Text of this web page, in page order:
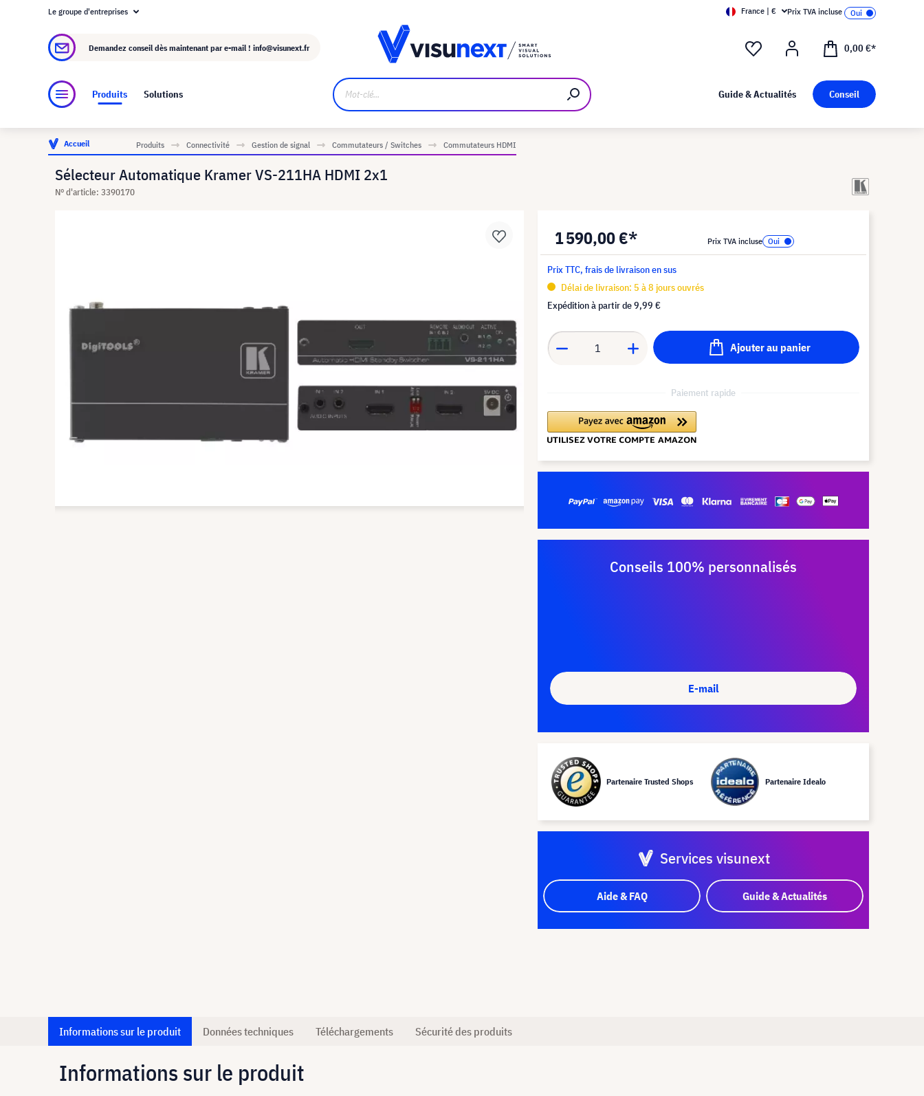
À propos de visunext.fr
Le groupe d'entreprises France | € Prix TVA incluse
Demandez conseil dès maintenant par e-mail ! info@visunext.fr 0,00 €*
Produits Solutions Guide & Actualités Conseil
Accueil Produits Connectivité Gestion de signal Commutateurs / Switches Commutateurs HDMI
Sélecteur Automatique Kramer VS-211HA HDMI 2x1
N° d'article: 3390170
1 590,00 €* Prix TVA incluse
Prix TTC, frais de livraison en sus
Délai de livraison: 5 à 8 jours ouvrés
Expédition à partir de9,99 €
Ajouter au panier
Paiement rapide
Conseils 100% personnalisés
E-mail
Partenaire Trusted Shops Partenaire Idealo
Services visunext
Aide & FAQ Guide & Actualités
Informations sur le produit Données techniques Téléchargements Sécurité des produits
Informations sur le produit